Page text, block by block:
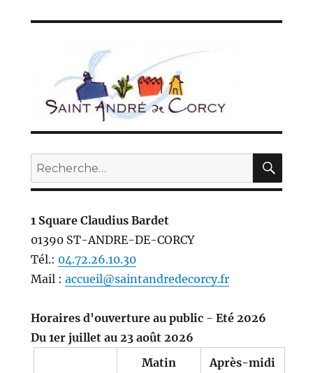
Recherche
pour :
1 Square Claudius Bardet
01390 ST-ANDRE-DE-CORCY
Tél.: 04.72.26.10.30
Mail : accueil@saintandredecorcy.fr
Horaires d'ouverture au public - Eté 2026
Du 1er juillet au 23 août 2026
Matin
Après-midi